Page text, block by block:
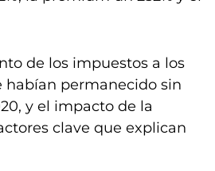
de los impuestos a los
habían permanecido sin
y el impacto de la
clave que explican